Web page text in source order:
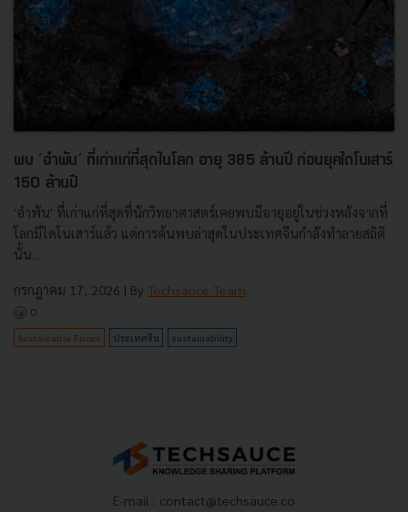
พบ ‘อำพัน’ ที่เก่าแก่ที่สุดในโลก อายุ 385 ล้านปี ก่อนยุคไดโนเสาร์
150 ล้านปี
'อำพัน' ที่เก่าแก่ที่สุดที่นักวิทยาศาสตร์เคยพบมีอายุอยู่ในช่วงหลังจากที่
โลกมีไดโนเสาร์แล้ว แต่การค้นพบล่าสุดในประเทศจีนกำลังทำลายสถิติ
นั้น...
กรกฎาคม 17, 2026 | By Techsauce Team
0
Sustainable Focus ประเทศจีน sustainability
E-mail : contact@techsauce.co